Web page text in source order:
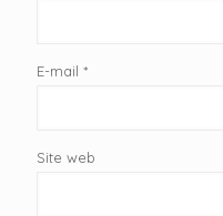
E-mail *
Site web